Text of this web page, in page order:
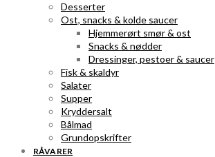
Desserter
Ost, snacks & kolde saucer
Hjemmerørt smør & ost
Snacks & nødder
Dressinger, pestoer & saucer
Fisk & skaldyr
Salater
Supper
Kryddersalt
Bålmad
Grundopskrifter
RÅVARER